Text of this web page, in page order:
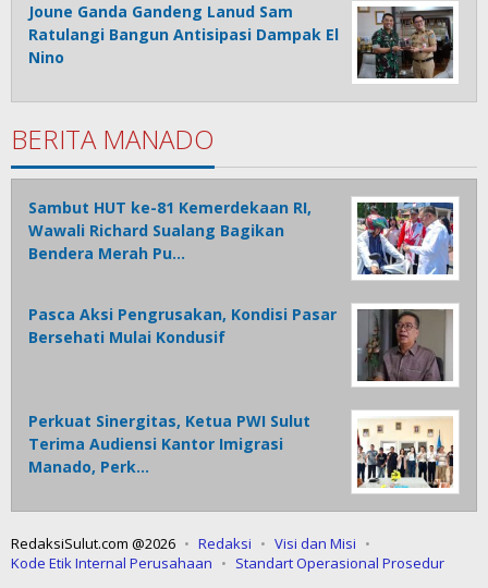
Joune Ganda Gandeng Lanud Sam
Ratulangi Bangun Antisipasi Dampak El
Nino
BERITA MANADO
Sambut HUT ke-81 Kemerdekaan RI,
Wawali Richard Sualang Bagikan
Bendera Merah Pu…
Pasca Aksi Pengrusakan, Kondisi Pasar
Bersehati Mulai Kondusif
Perkuat Sinergitas, Ketua PWI Sulut
Terima Audiensi Kantor Imigrasi
Manado, Perk…
RedaksiSulut.com @2026 Redaksi
Visi dan Misi
Kode Etik Internal Perusahaan
Standart Operasional Prosedur